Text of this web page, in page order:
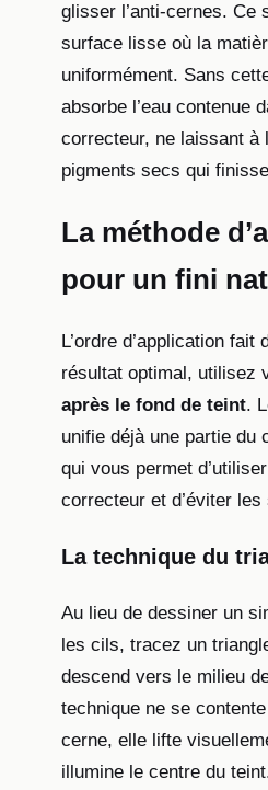
glisser l’anti-cernes. Ce
surface lisse où la
uniformément. Sans
absorbe l’eau contenue
correcteur, ne laissant à
pigments secs qui
La méthode
pour un fini
L’ordre d’application
résultat optimal, utilisez
après le fond de teint.
unifie déjà une partie du
qui vous permet
correcteur et d’éviter
La technique du
Au lieu de dessiner un
les cils, tracez un
descend vers le milieu
technique ne se
cerne, elle lifte
illumine le centre du